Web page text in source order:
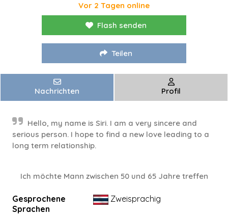
Vor 2 Tagen online
Flash senden
Teilen
Nachrichten Profil
Hello, my name is Siri. I am a very sincere and
serious person. I hope to find a new love leading to a
long term relationship.
Ich möchte Mann zwischen 50 und 65 Jahre treffen
Gesprochene
Sprachen
Zweisprachig